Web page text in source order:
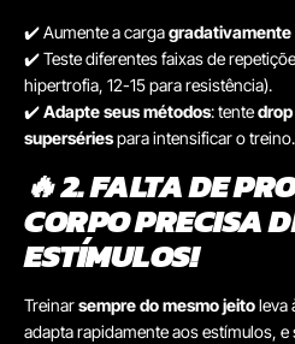
✔️ Aumente a cargagradativamente
✔️ Teste diferentes faixas de
hipertrofia, 12-15 para resistência).
✔️Adapte seus métodos: tente
supersériespara intensificar o treino.
🔥 2. FALTA DE
CORPO PRECISA
ESTÍMULOS!
Treinarsempre do mesmo jeitoleva
adapta rapidamente aos estímulos, e